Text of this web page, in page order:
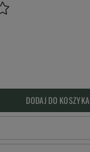
DODAJ DO KOSZYKA